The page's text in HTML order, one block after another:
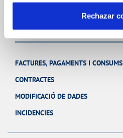
Rechazar
Gestions en Línia
FACTURES, PAGAMENTS I CONSUMS
CONTRACTES
MODIFICACIÓ DE DADES
INCIDENCIES